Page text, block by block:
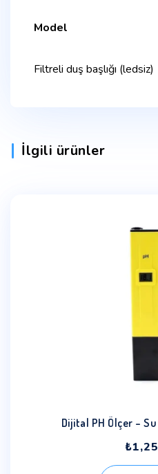
Model
Filtreli duş başlığı (ledsiz)
İlgili ürünler
Dijital PH Ölçer –
₺